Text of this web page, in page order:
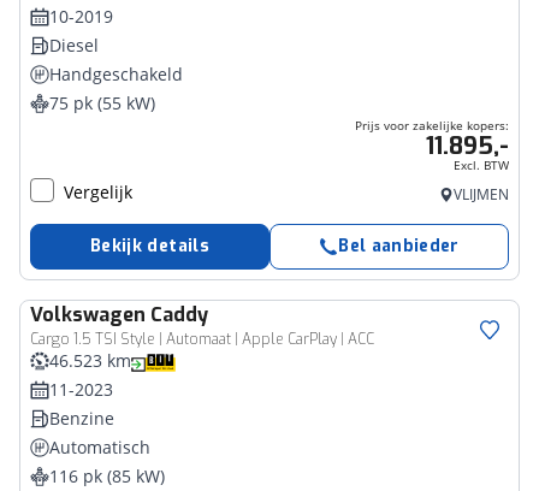
10-2019
Diesel
Handgeschakeld
75 pk (55 kW)
Prijs voor zakelijke kopers:
11.895,-
Excl. BTW
Vergelijk VLIJMEN
Bekijk details Bel aanbieder
Volkswagen Caddy
Cargo 1.5 TSI Style | Automaat | Apple CarPlay | ACC
Bedrijfswagen
46.523 km
11-2023
Benzine
Automatisch
116 pk (85 kW)